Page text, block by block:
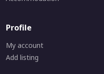
Profile
My account
Add listing